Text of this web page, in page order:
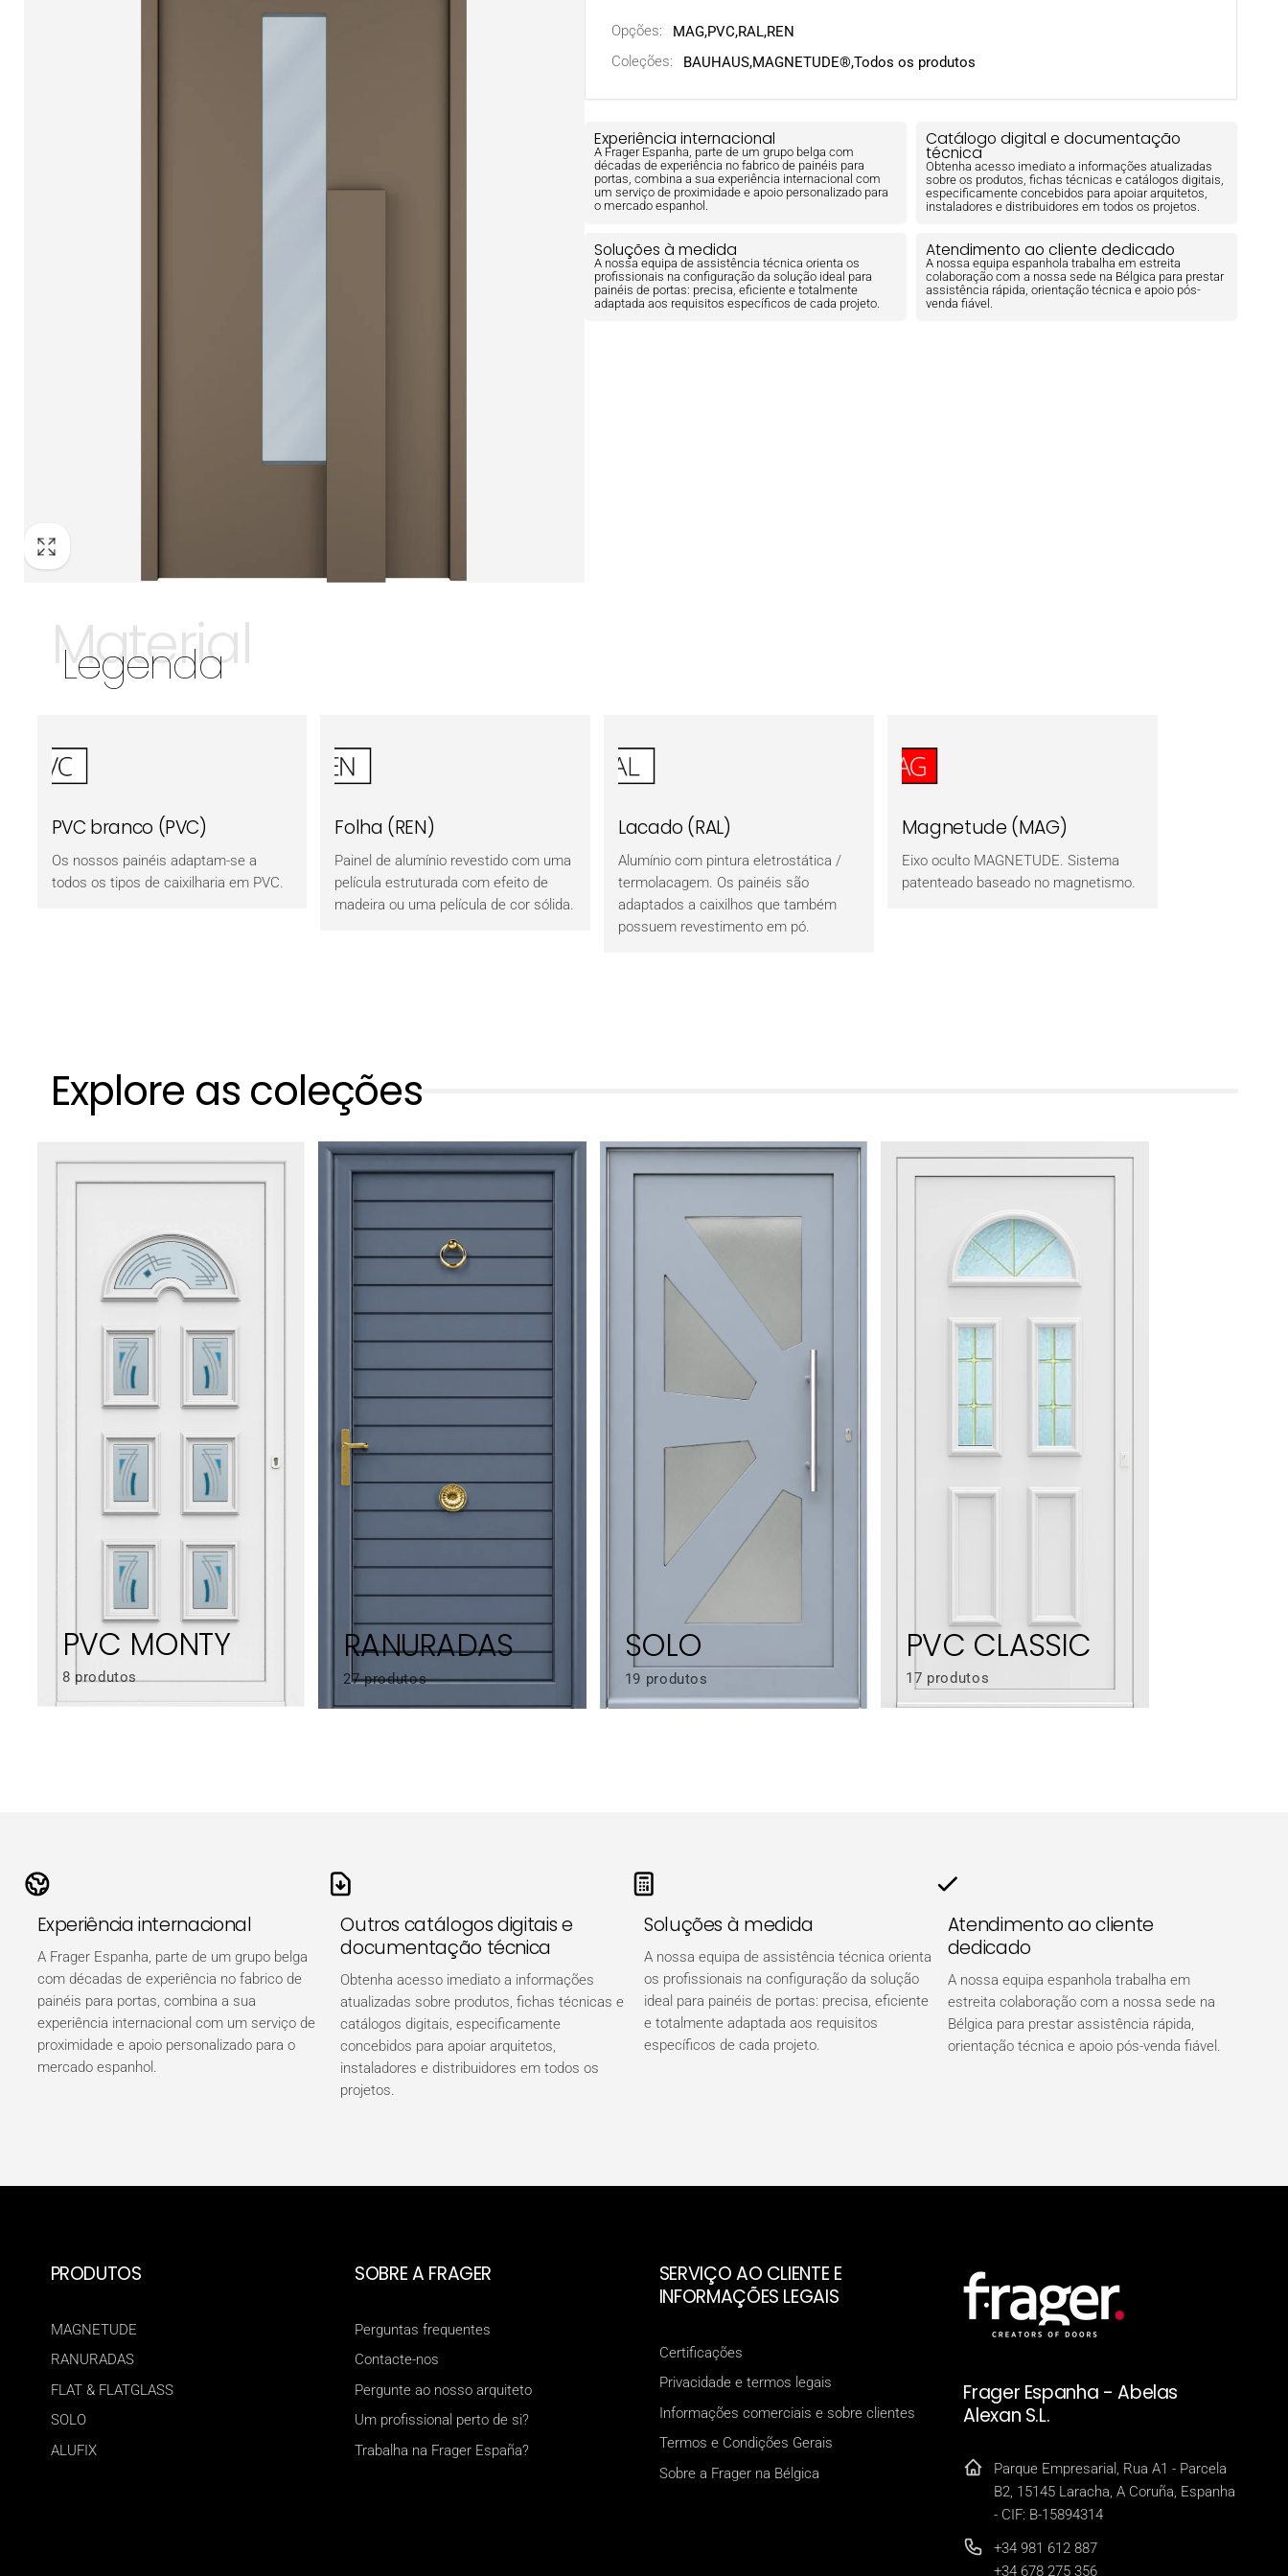
Opções: MAG,PVC,RAL,REN
Coleções:
BAUHAUS,MAGNETUDE®,Todos os produtos
Experiência internacional
A Frager Espanha, parte de um grupo belga com
décadas de experiência no fabrico de painéis para
portas, combina a sua experiência internacional com
um serviço de proximidade e apoio personalizado para
o mercado espanhol.
Catálogo digital e documentação
técnica
Obtenha acesso imediato a informações atualizadas
sobre os produtos, fichas técnicas e catálogos digitais,
especificamente concebidos para apoiar arquitetos,
instaladores e distribuidores em todos os projetos.
Soluções à medida
A nossa equipa de assistência técnica orienta os
profissionais na configuração da solução ideal para
painéis de portas: precisa, eficiente e totalmente
adaptada aos requisitos específicos de cada projeto.
Atendimento ao cliente dedicado
A nossa equipa espanhola trabalha em estreita
colaboração com a nossa sede na Bélgica para prestar
assistência rápida, orientação técnica e apoio pós-
venda fiável.
Material
Legenda
PVC branco (PVC)
Os nossos painéis adaptam-se a
todos os tipos de caixilharia em PVC.
Folha (REN)
Painel de alumínio revestido com uma
película estruturada com efeito de
madeira ou uma película de cor sólida.
Lacado (RAL)
Alumínio com pintura eletrostática /
termolacagem. Os painéis são
adaptados a caixilhos que também
possuem revestimento em pó.
Magnetude (MAG)
Eixo oculto MAGNETUDE. Sistema
patenteado baseado no magnetismo.
Explore as coleções
PVC MONTY
8 produtos
RANURADAS
27 produtos
SOLO
19 produtos
PVC CLASSIC
17 produtos
Experiência internacional
A Frager Espanha, parte de um grupo belga
com décadas de experiência no fabrico de
painéis para portas, combina a sua
experiência internacional com um serviço de
proximidade e apoio personalizado para o
mercado espanhol.
Outros catálogos digitais e
documentação técnica
Obtenha acesso imediato a informações
atualizadas sobre produtos, fichas técnicas e
catálogos digitais, especificamente
concebidos para apoiar arquitetos,
instaladores e distribuidores em todos os
projetos.
Soluções à medida
A nossa equipa de assistência técnica orienta
os profissionais na configuração da solução
ideal para painéis de portas: precisa, eficiente
e totalmente adaptada aos requisitos
específicos de cada projeto.
Atendimento ao cliente
dedicado
A nossa equipa espanhola trabalha em
estreita colaboração com a nossa sede na
Bélgica para prestar assistência rápida,
orientação técnica e apoio pós-venda fiável.
PRODUTOS
MAGNETUDE
RANURADAS
FLAT & FLATGLASS
SOLO
ALUFIX
SOBRE A FRAGER
Perguntas frequentes
Contacte-nos
Pergunte ao nosso arquiteto
Um profissional perto de si?
Trabalha na Frager España?
SERVIÇO AO CLIENTE E
INFORMAÇÕES LEGAIS
Certificações
Privacidade e termos legais
Informações comerciais e sobre clientes
Termos e Condições Gerais
Sobre a Frager na Bélgica
Frager Espanha - Abelas
Alexan S.L.
Parque Empresarial, Rua A1 - Parcela
B2, 15145 Laracha, A Coruña, Espanha
- CIF: B-15894314
+34 981 612 887
+34 678 275 356